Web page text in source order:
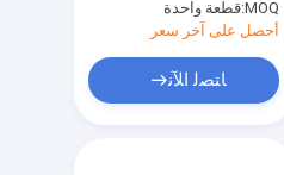
MOQ: قطعة واحدة
أحصل على آخر سعر
ﺎﺘﺼﻟ ﺍﻶﻧ